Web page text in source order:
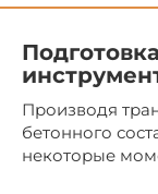
Производя
бетонного
некоторые